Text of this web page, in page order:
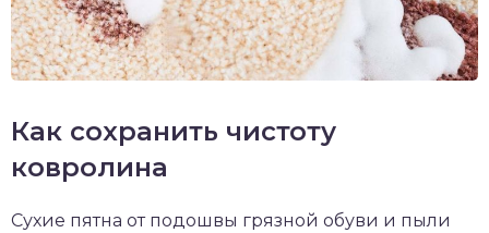
Как сохранить чистоту
ковролина
Сухие пятна от подошвы грязной обуви и пыли